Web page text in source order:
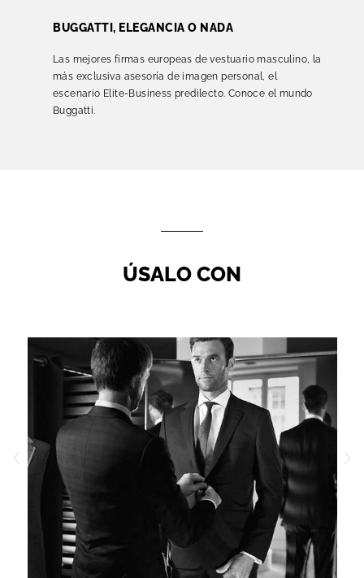
BUGGATTI, ELEGANCIA O NADA
Las mejores firmas europeas de vestuario masculino, la
más exclusiva asesoría de imagen personal, el
escenario Elite-Business predilecto. Conoce el mundo
Buggatti.
ÚSALO CON